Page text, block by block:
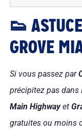
👟
GROVE
Si vous passez par
précipitez pas dans
Main Highwayet
gratuites ou moins